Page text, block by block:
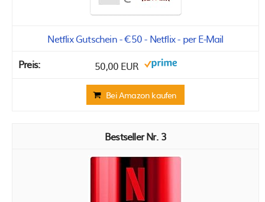
Netflix Gutschein - €50 - Netflix - per E-Mail
50,00 EUR
Bei Amazon kaufen
3